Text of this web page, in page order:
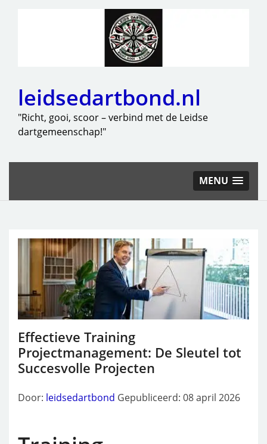
leidsedartbond.nl
"Richt, gooi, scoor – verbind met de Leidse
dartgemeenschap!"
MENU
Effectieve Training
Projectmanagement: De Sleutel tot
Succesvolle Projecten
Door: leidsedartbond Gepubliceerd: 08 april 2026